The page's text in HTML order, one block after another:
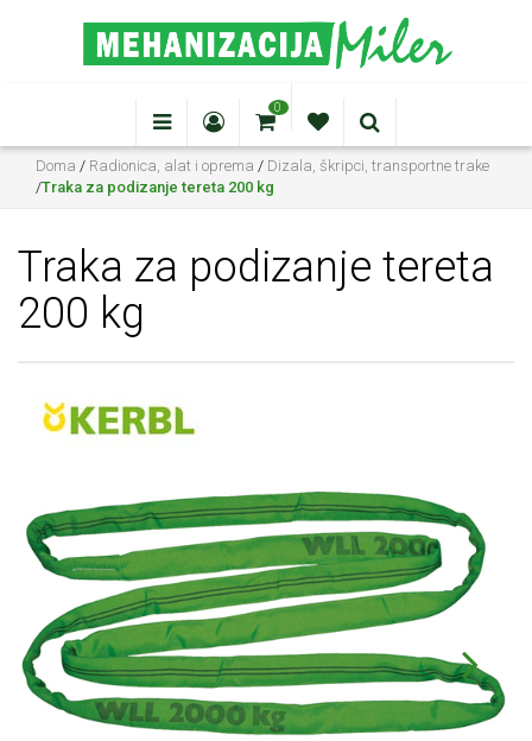
0
Doma / Radionica, alat i oprema / Dizala, škripci, transportne trake
/Traka za podizanje tereta 200 kg
Traka za podizanje tereta
200 kg